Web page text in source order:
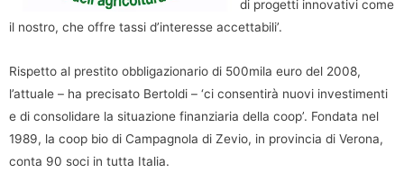
di progetti innovativi come
il nostro, che offre tassi d’interesse accettabili’.
Rispetto al prestito obbligazionario di 500mila euro del 2008,
l’attuale – ha precisato Bertoldi – ‘ci consentirà nuovi investimenti
e di consolidare la situazione finanziaria della coop’. Fondata nel
1989, la coop bio di Campagnola di Zevio, in provincia di Verona,
conta 90 soci in tutta Italia.